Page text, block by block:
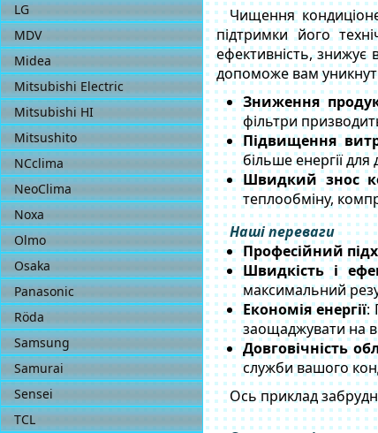
LG
MDV
Midea
Mitsubishi Electric
Mitsubishi HI
Mitsushito
NCclima
NeoСlima
Noxa
Olmo
Osaka
Panasonic
Röda
Samsung
Samurai
Sensei
TCL
Чищення
підтримки його
ефективність,
допоможе вам
Зниження
фільтри
Підвищення
більше енергії
Швидкий знос
теплообміну,
Наші переваги
Професійний
Швидкість і
максимальний
Економія енергії:
заощаджувати на
Довговічність
служби вашого
Ось приклад